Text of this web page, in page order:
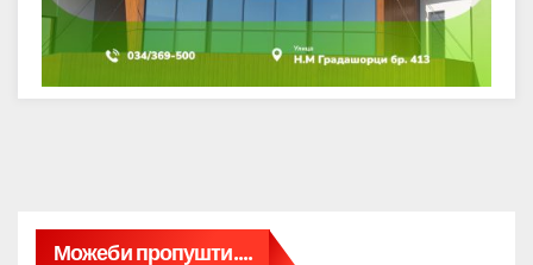
Можеби пропушти....